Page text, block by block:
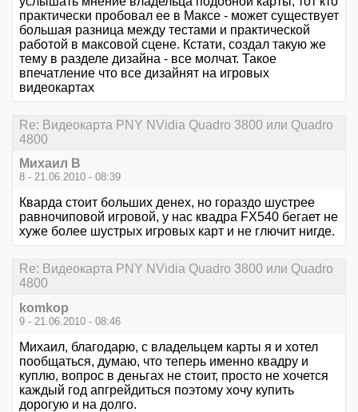
практически пробовал ее в Максе - может существует
большая разница между тестами и практической
работой в максовой сцене. Кстати, создал такую же
тему в разделе дизайна - все молчат. Такое
впечатление что все дизайнят на игровых
видеокартах
Re: Видеокарта PNY NVidia Quadro 3800 или Quadro
4800
Михаил В
8 - 21.06.2010 - 08:39
Кварда стоит больших денех, но гораздо шустрее
равночиповой игровой, у нас квадра FX540 бегает не
хуже более шустрых игровых карт и не глючит нигде.
Re: Видеокарта PNY NVidia Quadro 3800 или Quadro
4800
komkop
9 - 21.06.2010 - 08:46
Михаил, благодарю, с владельцем карты я и хотел
пообщаться, думаю, что теперь именно квадру и
куплю, вопрос в деньгах не стоит, просто не хочется
каждый год апгрейдиться поэтому хочу купить
дорогую и на долго.